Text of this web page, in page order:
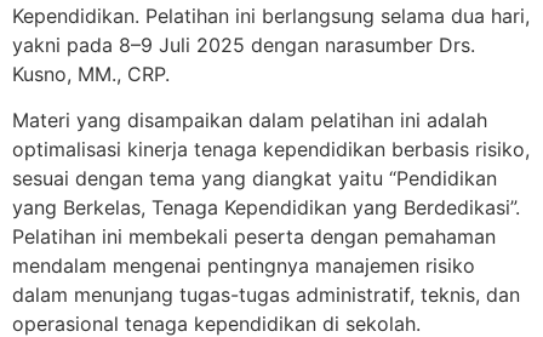
Kependidikan. Pelatihan ini berlangsung selama dua hari,
yakni pada 8–9 Juli 2025 dengan narasumber Drs.
Kusno, MM., CRP.
Materi yang disampaikan dalam pelatihan ini adalah
optimalisasi kinerja tenaga kependidikan berbasis risiko,
sesuai dengan tema yang diangkat yaitu “Pendidikan
yang Berkelas, Tenaga Kependidikan yang Berdedikasi”.
Pelatihan ini membekali peserta dengan pemahaman
mendalam mengenai pentingnya manajemen risiko
dalam menunjang tugas-tugas administratif, teknis, dan
operasional tenaga kependidikan di sekolah.